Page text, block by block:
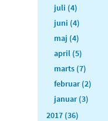
juli (4)
juni (4)
maj (4)
april (5)
marts (7)
februar (2)
januar (3)
2017 (36)